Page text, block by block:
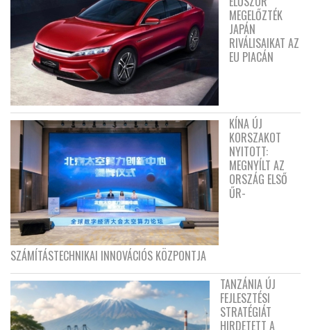
MEGELŐZTÉK
JAPÁN
RIVÁLISAIKAT AZ
EU PIACÁN
KÍNA ÚJ
KORSZAKOT
NYITOTT:
MEGNYÍLT AZ
ORSZÁG ELSŐ
ŰR-
SZÁMÍTÁSTECHNIKAI INNOVÁCIÓS KÖZPONTJA
TANZÁNIA ÚJ
FEJLESZTÉSI
STRATÉGIÁT
HIRDETETT A